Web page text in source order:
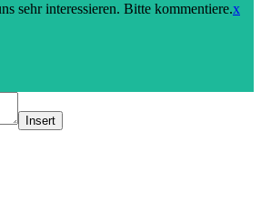
sehr interessieren. Bitte kommentiere.x
Insert